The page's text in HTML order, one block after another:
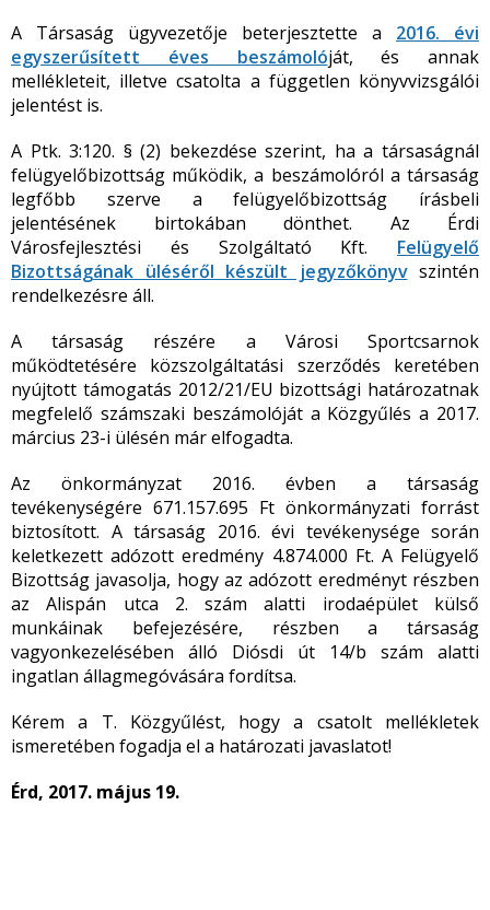
A Társaság ügyvezetője beterjesztette a 2016. évi
egyszerűsített éves beszámolóját, és annak
mellékleteit, illetve csatolta a független könyvvizsgálói
jelentést is.
A Ptk. 3:120. § (2) bekezdése szerint, ha a társaságnál
felügyelőbizottság működik, a beszámolóról a társaság
legfőbb szerve a felügyelőbizottság írásbeli
jelentésének birtokában dönthet. Az Érdi
Városfejlesztési és Szolgáltató Kft. Felügyelő
Bizottságának üléséről készült jegyzőkönyvszintén
rendelkezésre áll.
A társaság részére a Városi Sportcsarnok
működtetésére közszolgáltatási szerződés keretében
nyújtott támogatás 2012/21/EU bizottsági határozatnak
megfelelő számszaki beszámolóját a Közgyűlés a 2017.
március 23-i ülésén már elfogadta.
Az önkormányzat 2016. évben a társaság
tevékenységére 671.157.695 Ft önkormányzati forrást
biztosított. A társaság 2016. évi tevékenysége során
keletkezett adózott eredmény 4.874.000 Ft. A Felügyelő
Bizottság javasolja, hogy az adózott eredményt részben
az Alispán utca 2. szám alatti irodaépület külső
munkáinak befejezésére, részben a társaság
vagyonkezelésében álló Diósdi út 14/b szám alatti
ingatlan állagmegóvására fordítsa.
Kérem a T. Közgyűlést, hogy a csatolt mellékletek
ismeretében fogadja el a határozati javaslatot!
Érd, 2017. május 19.